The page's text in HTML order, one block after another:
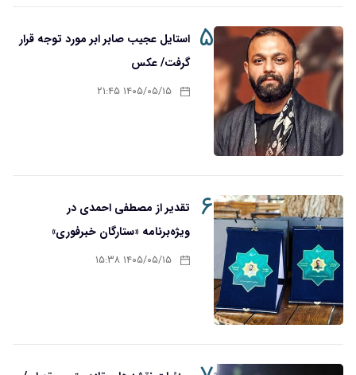
۵ استایل عجیب صابر ابر مورد توجه قرار
گرفت/ عکس
۱۴۰۵/۰۵/۱۵ ۲۱:۴۵
۶
تقدیر از مصطفی احمدی در
ویژه‌برنامه «ستارگان خبرفوری»
۱۴۰۵/۰۵/۱۵ ۱۵:۳۸